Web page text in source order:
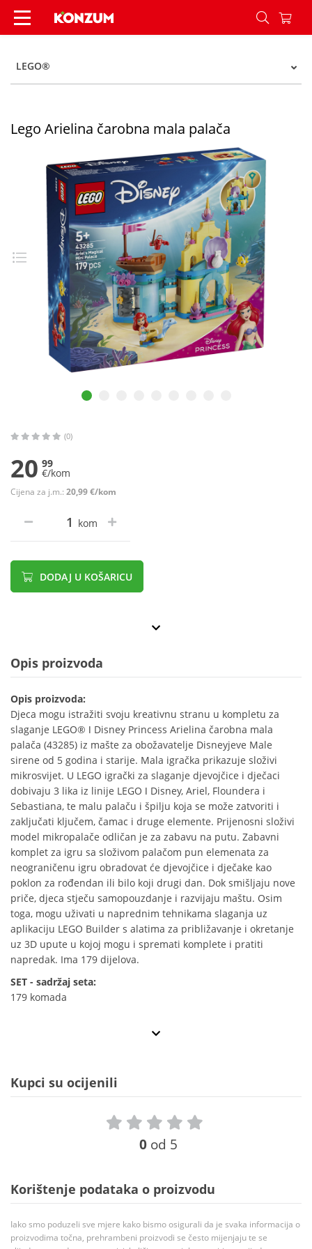
Lego Arielina čarobna mala palača - Konzum
LEGO®
Lego Arielina čarobna mala palača
(0)
20 99
€/kom
Cijena za j.m.: 20,99 €/kom
kom
DODAJ U KOŠARICU
Opis proizvoda
Opis proizvoda:
Djeca mogu istražiti svoju kreativnu stranu u kompletu za
slaganje LEGO® ǀ Disney Princess Arielina čarobna mala
palača (43285) iz mašte za obožavatelje Disneyjeve Male
sirene od 5 godina i starije. Mala igračka prikazuje složivi
mikrosvijet. U LEGO igrački za slaganje djevojčice i dječaci
dobivaju 3 lika iz linije LEGO ǀ Disney, Ariel, Floundera i
Sebastiana, te malu palaču i špilju koja se može zatvoriti i
zaključati ključem, čamac i druge elemente. Prijenosni složivi
model mikropalače odličan je za zabavu na putu. Zabavni
komplet za igru sa složivom palačom pun elemenata za
neograničenu igru obradovat će djevojčice i dječake kao
poklon za rođendan ili bilo koji drugi dan. Dok smišljaju nove
priče, djeca stječu samopouzdanje i razvijaju maštu. Osim
toga, mogu uživati u naprednim tehnikama slaganja uz
aplikaciju LEGO Builder s alatima za približavanje i okretanje
uz 3D upute u kojoj mogu i spremati komplete i pratiti
napredak. Ima 179 dijelova.
SET - sadržaj seta:
179 komada
Kupci su ocijenili
0 od 5
Korištenje podataka o proizvodu
Iako smo poduzeli sve mjere kako bismo osigurali da je svaka informacija o
proizvodima točna, prehrambeni proizvodi se često mijenjaju te se